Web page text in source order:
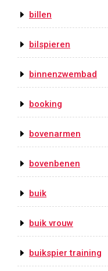
billen
bilspieren
binnenzwembad
booking
bovenarmen
bovenbenen
buik
buik vrouw
buikspier training